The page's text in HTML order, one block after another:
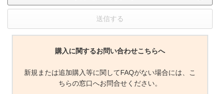
送信する
購入に関するお問い合わせこちらへ
新規または追加購入等に関してFAQがない場合には、こ
ちらの窓口へお問合せください。